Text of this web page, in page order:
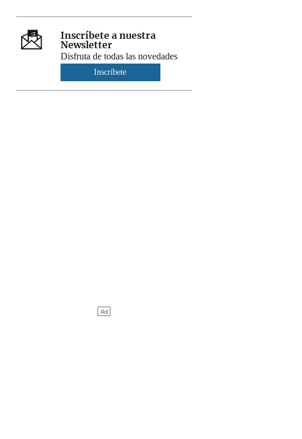
Inscríbete a nuestra
Newsletter
Disfruta de todas las novedades
Inscríbete